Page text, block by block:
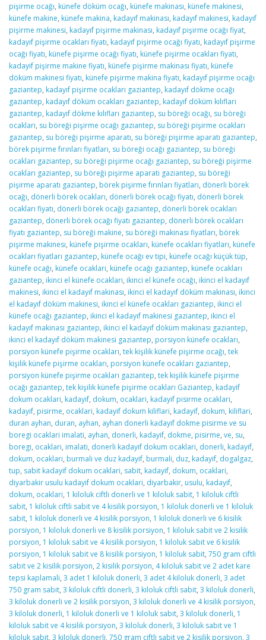
pişirme ocağı, künefe döküm ocağı, künefe makinası, künefe makinesi,
künefe makine, künefe makina, kadayıf makinası, kadayıf makinesi, kadayıf
pişirme makinesi, kadayıf pişirme makinası, kadayıf pişirme ocağı fiyat,
kadayıf pişirme ocakları fiyatı, kadayıf pişirme ocağı fiyatı, kadayıf pişirme
ocağı fiyatı, künefe pişirme ocağı fiyatı, künefe pişirme ocakları fiyatı,
kadayif pişirme makine fiyatı, künefe pişirme makinası fiyatı, künefe
döküm makinesi fiyatı, künefe pişirme makina fiyatı, kadayıf pişirme ocağı
gaziantep, kadayıf pişirme ocakları gaziantep, kadayıf dökme ocağı
gaziantep, kadayıf döküm ocakları gaziantep, kadayıf döküm kılıfları
gaziantep, kadayıf dökme kılıfları gaziantep, su böreği ocağı, su böreği
ocakları, su böreği pişirme ocağı gaziantep, su böreği pişirme ocakları
gaziantep, su böreği pişirme aparatı, su böreği pişirme aparatı gaziantep,
börek pişirme fırınları fiyatları, su böreği ocağı gaziantep, su böreği
ocakları gaziantep, su böreği pişirme ocağı gaziantep, su böreği pişirme
ocakları gaziantep, su böreği pişirme aparatı gaziantep, su böreği
pişirme aparatı gaziantep, börek pişirme fırınları fiyatları, dönerli börek
ocağı, dönerli börek ocakları, dönerli börek ocağı fiyatı, dönerli börek
ocakları fiyatı, dönerli börek ocağı gaziantep, dönerli börek ocakları
gaziantep, dönerli börek ocağı fiyatı gaziantep, dönerli börek ocakları
fiyatı gaziantep, su böreği makine, su böreği makinası fiyatları, börek
pişirme makinesı, künefe pişirme ocakları, künefe ocakları fiyatları, künefe
ocakları fiyatları gaziantep, künefe ocağı ev tipi, künefe ocağı küçük tüp,
künefe ocağı, künefe ocakları, künefe ocağı gaziantep, künefe ocakları
gaziantep, ikinci el künefe ocakları, ikinci el künefe ocağı, ikinci el kadayıf
makinesi, ikinci el kadayıf makinası, ikinci el kadayıf döküm makinası, ikinci
el kadayıf döküm makinesi, ikinci el künefe ocakları gaziantep, ikinci el
künefe ocağı gaziantep, ikinci el kadayıf makinesi gaziantep, ikinci el
kadayıf makinası gaziantep, ikinci el kadayıf döküm makinası gaziantep,
ikinci el kadayıf döküm makinesi gaziantep, porsiyon künefe ocakları,
porsiyon künefe pişirme ocakları, tek kişilik künefe pişirme ocağı, tek
kişilik künefe pişirme ocakları, porsiyon künefe ocakları gaziantep,
porsiyon künefe pişirme ocakları gaziantep, tek kişilik künefe pişirme
ocağı gaziantep, tek kişilik künefe pişirme ocakları Gaziantep, kadayif
dokum ocaklari, kadayif, dokum, ocaklari, kadayif pisirme ocaklari,
kadayif, pisirme, ocaklari, kadayif dokum kiliflari, kadayif, dokum, kiliflari,
duran ayhan, duran, ayhan, ayhan donerli kadayif dokme pisirme ve su
boregi ocaklari imalati, ayhan, donerli, kadayif, dokme, pisirme, ve, su,
boregi, ocaklari, imalati, donerli kadayif dokum ocaklari, donerli, kadayif,
dokum, ocaklari, burmali ve duz kadayif, burmali, duz, kadayif, dogalgaz,
tup, sabit kadayif dokum ocaklari, sabit, kadayif, dokum, ocaklari,
diyarbakir usulu kadayif dokum ocaklari, diyarbakir, usulu, kadayif,
dokum, ocaklari, 1 kiloluk ciftli donerli ve 1 kiloluk sabit, 1 kiloluk ciftli
sabit, 1 kiloluk ciftli sabit ve 4 kisilik porsiyon, 1 kiloluk donerli ve 1 kiloluk
sabit, 1 kiloluk donerli ve 4 kisilik porsiyon, 1 kiloluk donerli ve 6 kisilik
porsiyon, 1 kiloluk donerli ve 8 kisilik porsiyon, 1 kiloluk sabit ve 2 kisilik
porsiyon, 1 kiloluk sabit ve 4 kisilik porsiyon, 1 kiloluk sabit ve 6 kisilik
porsiyon, 1 kiloluk sabit ve 8 kisilik porsiyon, 1 kiloluk sabit, 750 gram ciftli
sabit ve 2 kisilik porsiyon, 2 kisilik porsiyon, 4 kiloluk sabit ve 2 adet kare
tepsi kaplamali, 3 adet 1 kiloluk donerli, 3 adet 4 kiloluk donerli, 3 adet
750 gram sabit, 3 kiloluk ciftli donerli, 3 kiloluk ciftli sabit, 3 kiloluk donerli,
3 kiloluk donerli ve 2 kisilik porsiyon, 3 kiloluk donerli ve 4 kisilik porsiyon,
3 kiloluk donerli, 1 kiloluk donerli ve 1 kiloluk sabit, 3 kiloluk donerli, 1
kiloluk sabit ve 4 kisilik porsiyon, 3 kiloluk donerli, 3 kiloluk sabit ve 1
kiloluk sabit, 3 kiloluk donerli, 750 gram ciftli sabit ve 2 kisilik porsiyon, 3